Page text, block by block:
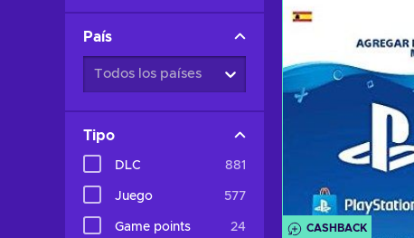
País
Todos los países
Tipo
DLC 881
Juego 577
Game points 24 CASHBACK